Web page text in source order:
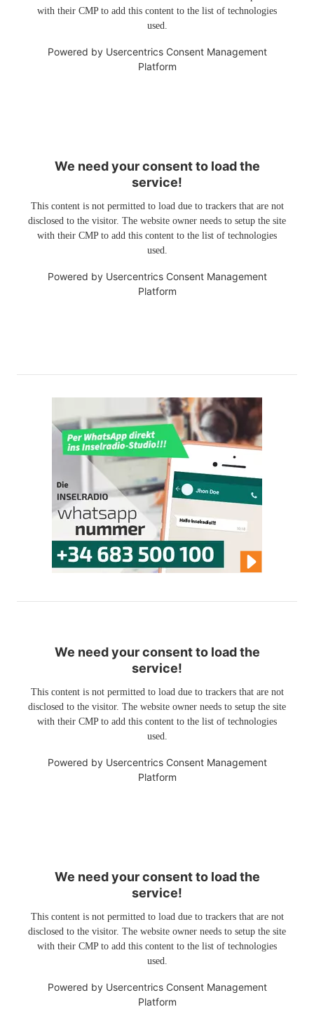
with their CMP to add this content to the list of technologies
used.
Powered by Usercentrics Consent Management
Platform
We need your consent to load the
service!
This content is not permitted to load due to trackers that are not
disclosed to the visitor. The website owner needs to setup the site
with their CMP to add this content to the list of technologies
used.
Powered by Usercentrics Consent Management
Platform
We need your consent to load the
service!
This content is not permitted to load due to trackers that are not
disclosed to the visitor. The website owner needs to setup the site
with their CMP to add this content to the list of technologies
used.
Powered by Usercentrics Consent Management
Platform
We need your consent to load the
service!
This content is not permitted to load due to trackers that are not
disclosed to the visitor. The website owner needs to setup the site
with their CMP to add this content to the list of technologies
used.
Powered by Usercentrics Consent Management
Platform